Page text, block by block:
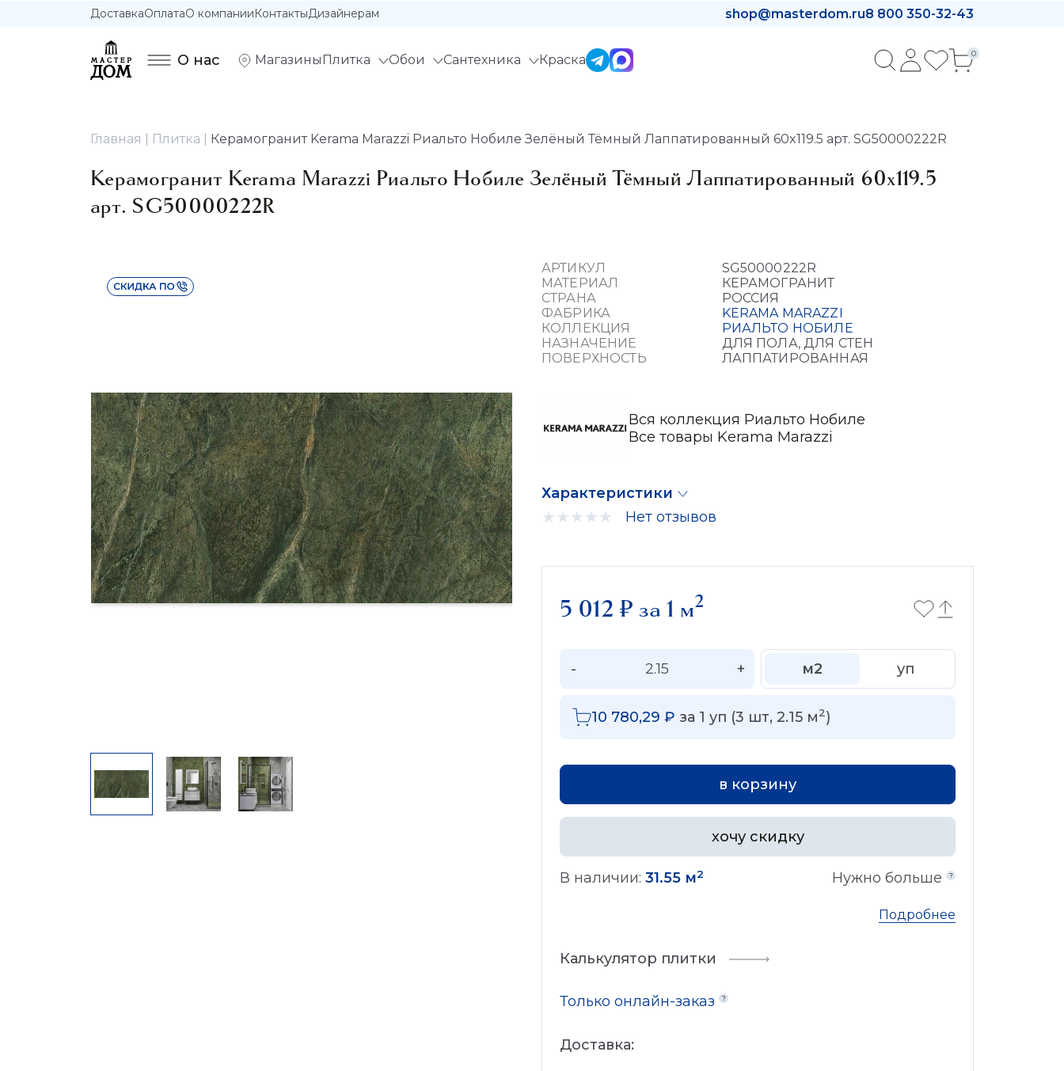
ДоставкаОплатаО компанииКонтактыДизайнерам shop@masterdom.ru8 800 350-32-43
О нас Магазины Плитка Обои Сантехника Краска 0
Главная Плитка Керамогранит Kerama Marazzi Риальто Нобиле Зелёный Тёмный Лаппатированный 60x119.5 арт. SG50000222R
Керамогранит Kerama Marazzi Риальто Нобиле Зелёный Тёмный Лаппатированный 60x119.5
арт. SG50000222R
АРТИКУЛ
SG50000222R
МАТЕРИАЛ
КЕРАМОГРАНИТ
СТРАНА
РОССИЯ
ФАБРИКА
KERAMA MARAZZI
КОЛЛЕКЦИЯ
РИАЛЬТО НОБИЛЕ
НАЗНАЧЕНИЕ
ДЛЯ ПОЛА, ДЛЯ СТЕН
ПОВЕРХНОСТЬ
ЛАППАТИРОВАННАЯ
Вся коллекция Риальто Нобиле
Все товары Kerama Marazzi
Характеристики
Нет отзывов
5 012 ₽ за 1 м2
- + м2 уп
10 780,29 ₽ за 1 уп (3 шт, 2.15 м2)
в корзину
хочу скидку
В наличии: 31.55 м2 Нужно больше
Подробнее
Калькулятор плитки
Только онлайн-заказ
Доставка: